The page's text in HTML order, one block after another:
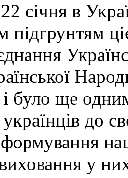
січня в
підгрунтям
було ще
до
у